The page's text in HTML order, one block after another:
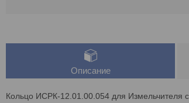
Описание
Кольцо ИСРК-12.01.00.054 для Измельчителя